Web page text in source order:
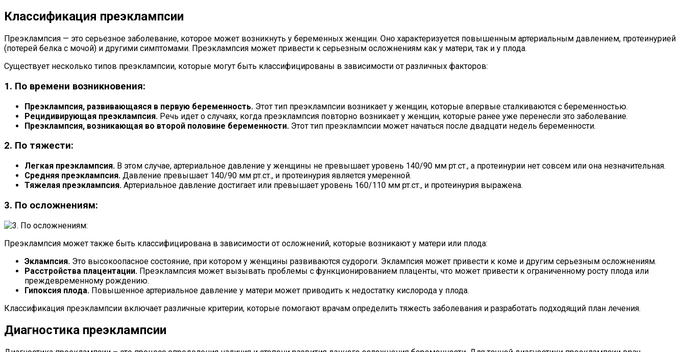
Классификация преэклампсии
Преэклампсия — это серьезное заболевание, которое может возникнуть у беременных женщин. Оно характеризуется повышенным артериальным давлением, протеинурией
(потерей белка с мочой) и другими симптомами. Преэклампсия может привести к серьезным осложнениям как у матери, так и у плода.
Существует несколько типов преэклампсии, которые могут быть классифицированы в зависимости от различных факторов:
1. По времени возникновения:
Преэклампсия, развивающаяся в первую беременность. Этот тип преэклампсии возникает у женщин, которые впервые сталкиваются с беременностью.
Рецидивирующая преэклампсия. Речь идет о случаях, когда преэклампсия повторно возникает у женщин, которые ранее уже перенесли это заболевание.
Преэклампсия, возникающая во второй половине беременности. Этот тип преэклампсии может начаться после двадцати недель беременности.
2. По тяжести:
Легкая преэклампсия. В этом случае, артериальное давление у женщины не превышает уровень 140/90 мм рт.ст., а протеинурии нет совсем или она незначительная.
Средняя преэклампсия. Давление превышает 140/90 мм рт.ст., и протеинурия является умеренной.
Тяжелая преэклампсия. Артериальное давление достигает или превышает уровень 160/110 мм рт.ст., и протеинурия выражена.
3. По осложнениям:
Преэклампсия может также быть классифицирована в зависимости от осложнений, которые возникают у матери или плода:
Эклампсия. Это высокоопасное состояние, при котором у женщины развиваются судороги. Эклампсия может привести к коме и другим серьезным осложнениям.
Расстройства плацентации. Преэклампсия может вызывать проблемы с функционированием плаценты, что может привести к ограниченному росту плода или
преждевременному рождению.
Гипоксия плода. Повышенное артериальное давление у матери может приводить к недостатку кислорода у плода.
Классификация преэклампсии включает различные критерии, которые помогают врачам определить тяжесть заболевания и разработать подходящий план лечения.
Диагностика преэклампсии